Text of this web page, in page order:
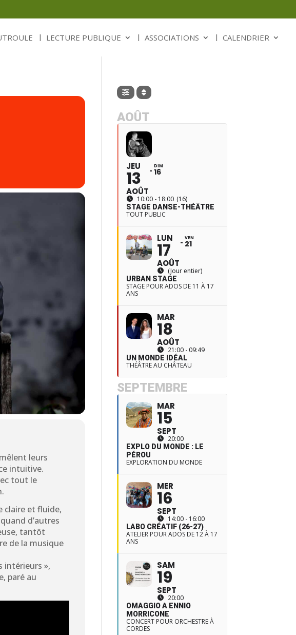
LECTURE PUBLIQUE ASSOCIATIONS CALENDRIER
leurs
intuitive.
tout le
claire et fluide,
d’autres
tantôt
de la musique
intérieurs »,
paré au
AOÛT
JEU
13
AOÛT
DIM
16
10:00 - 18:00 (16)
STAGE DANSE-THÉÂTRE
TOUT PUBLIC
LUN
17
AOÛT
VEN
21
(Jour entier)
URBAN STAGE
STAGE POUR ADOS DE 11 À 17
ANS
MAR
18
AOÛT
21:00 - 09:49
UN MONDE IDÉAL
THÉÂTRE AU CHÂTEAU
SEPTEMBRE
MAR
15
SEPT
20:00
EXPLO DU MONDE : LE
PÉROU
EXPLORATION DU MONDE
MER
16
SEPT
14:00 - 16:00
LABO CRÉATIF (26-27)
ATELIER POUR ADOS DE 12 À 17
ANS
SAM
19
SEPT
20:00
OMAGGIO A ENNIO
MORRICONE
CONCERT POUR ORCHESTRE À
CORDES